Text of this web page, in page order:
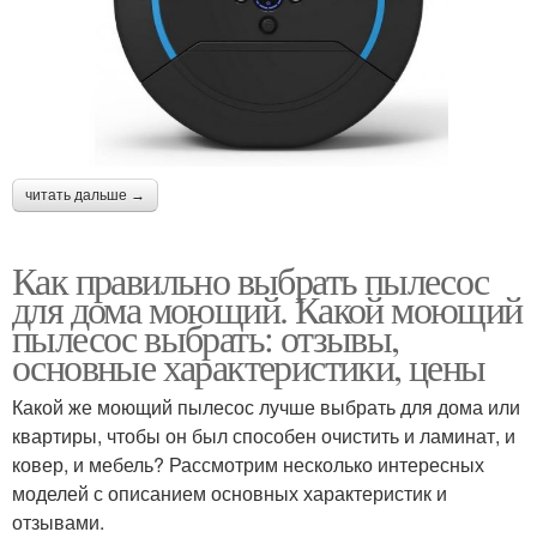
читать дальше →
Как правильно выбрать пылесос
для дома моющий. Какой моющий
пылесос выбрать: отзывы,
основные характеристики, цены
Какой же моющий пылесос лучше выбрать для дома или
квартиры, чтобы он был способен очистить и ламинат, и
ковер, и мебель? Рассмотрим несколько интересных
моделей с описанием основных характеристик и
отзывами.